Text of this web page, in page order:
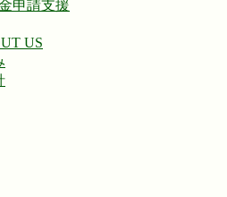
申請支援
US